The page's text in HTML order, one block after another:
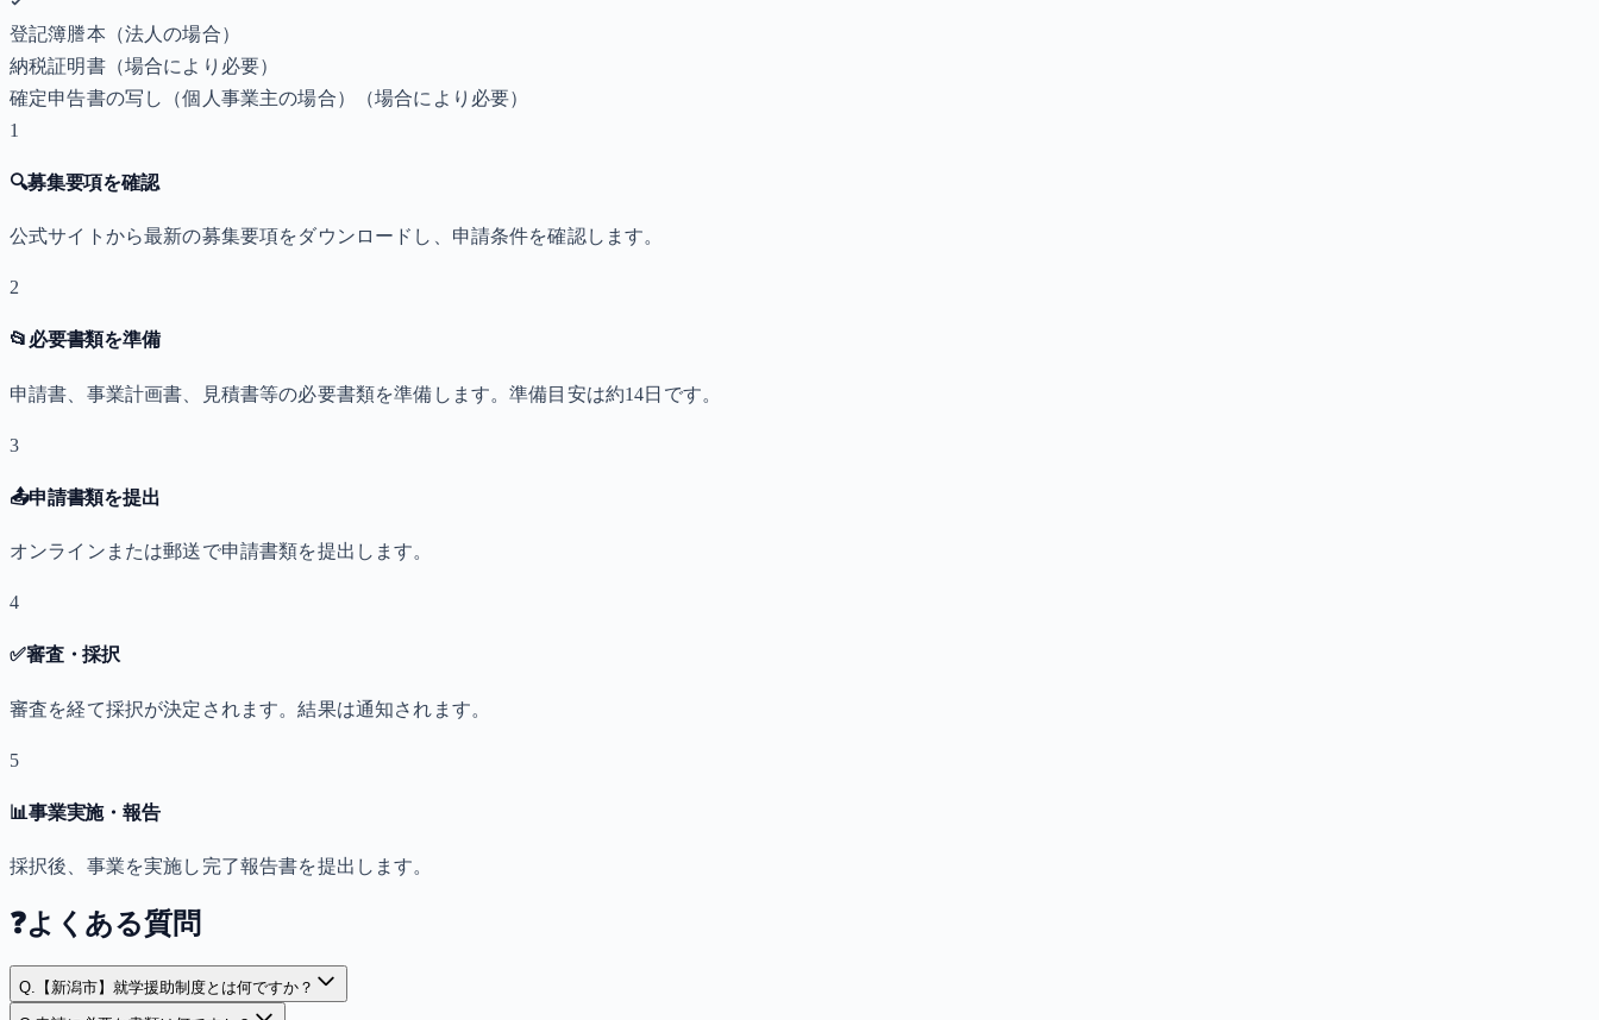
登記簿謄本（法人の場合）
納税証明書（場合により必要）
確定申告書の写し（個人事業主の場合）
（場合により必要）
1
🔍募集要項を確認
公式サイトから最新の募集要項をダウンロードし、申請条件を確認します。
2
📂 必要書類を準備
申請書、事業計画書、見積書等の必要書類を準備します。準備目安は約14日です。
3
📤申請書類を提出
オンラインまたは郵送で申請書類を提出します。
4
✅審査・採択
審査を経て採択が決定されます。結果は通知されます。
5
📊事業実施・報告
採択後、事業を実施し完了報告書を提出します。
❓よくある質問
Q. 【新潟市】就学援助制度とは何ですか？